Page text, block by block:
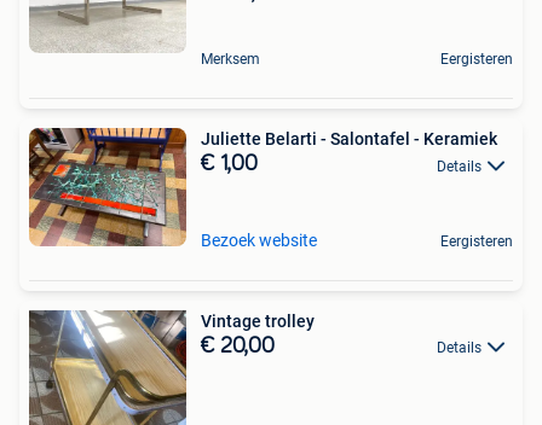
Merksem Eergisteren
Juliette Belarti - Salontafel - Keramiek
€ 1,00 Details
Bezoek website Eergisteren
Vintage trolley
€ 20,00 Details